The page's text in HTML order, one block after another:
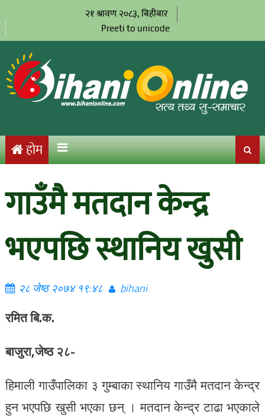
२१ श्रावण २०८३, बिहीबार
Preeti to unicode
होम
गाउँमै मतदान केन्द्र
भएपछि स्थानिय खुसी
२८ जेष्ठ २०७४ १९:४८ bihani
रमित बि.क.
बाजुरा,जेष्ठ २८-
हिमाली गाउँपालिका ३ गुम्बाका स्थानिय गाउँमै मतदान केन्द्र
हुन भएपछि खुसी भएका छन् । मतदान केन्द्र टाढा भएकाले